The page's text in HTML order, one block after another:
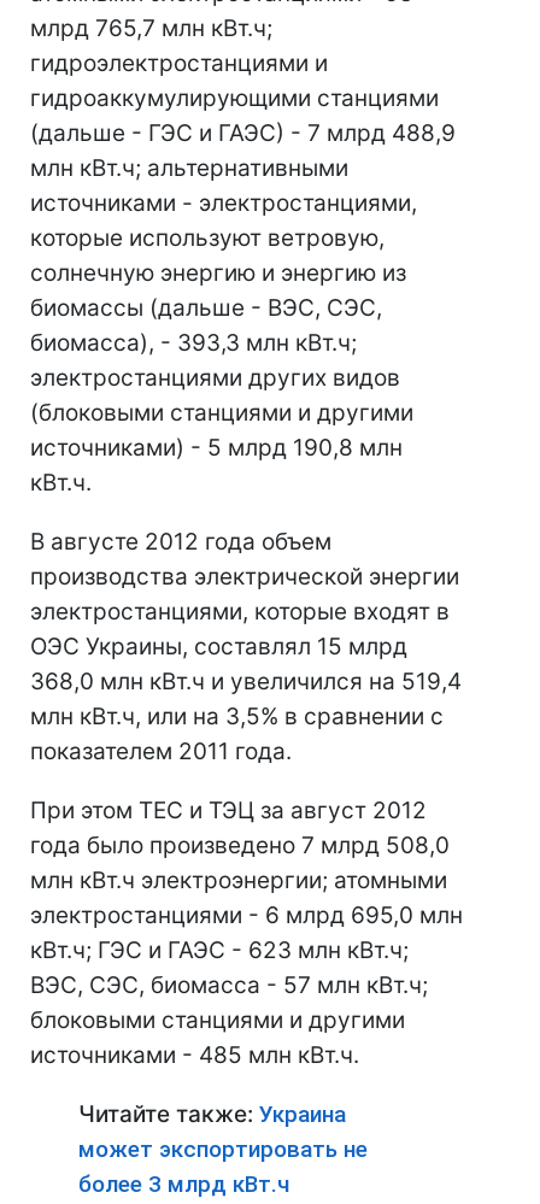
млрд 765,7 млн кВт.ч;
гидроэлектростанциями и
гидроаккумулирующими станциями
(дальше - ГЭС и ГАЭС) - 7 млрд 488,9
млн кВт.ч; альтернативными
источниками - электростанциями,
которые используют ветровую,
солнечную энергию и энергию из
биомассы (дальше - ВЭС, СЭС,
биомасса), - 393,3 млн кВт.ч;
электростанциями других видов
(блоковыми станциями и другими
источниками) - 5 млрд 190,8 млн
кВт.ч.
В августе 2012 года объем
производства электрической энергии
электростанциями, которые входят в
ОЭС Украины, составлял 15 млрд
368,0 млн кВт.ч и увеличился на 519,4
млн кВт.ч, или на 3,5% в сравнении с
показателем 2011 года.
При этом ТЕС и ТЭЦ за август 2012
года было произведено 7 млрд 508,0
млн кВт.ч электроэнергии; атомными
электростанциями - 6 млрд 695,0 млн
кВт.ч; ГЭС и ГАЭС - 623 млн кВт.ч;
ВЭС, СЭС, биомасса - 57 млн кВт.ч;
блоковыми станциями и другими
источниками - 485 млн кВт.ч.
Читайте также: Украина
может экспортировать не
более 3 млрд кВт.ч